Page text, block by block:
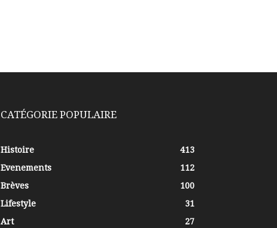
CATÉGORIE POPULAIRE
Histoire
413
Evenements
112
Brèves
100
Lifestyle
31
Art
27